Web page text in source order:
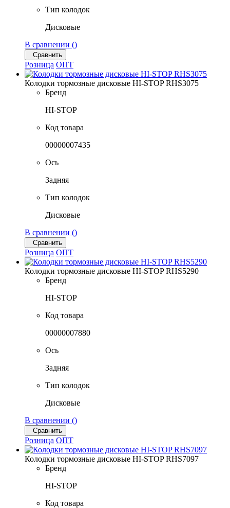
Тип колодок
Дисковые
В сравнении ()
Сравнить
Розница ОПТ
Колодки тормозные дисковые HI-STOP RHS3075
Бренд
HI-STOP
Код товара
00000007435
Ось
Задняя
Тип колодок
Дисковые
В сравнении ()
Сравнить
Розница ОПТ
Колодки тормозные дисковые HI-STOP RHS5290
Бренд
HI-STOP
Код товара
00000007880
Ось
Задняя
Тип колодок
Дисковые
В сравнении ()
Сравнить
Розница ОПТ
Колодки тормозные дисковые HI-STOP RHS7097
Бренд
HI-STOP
Код товара